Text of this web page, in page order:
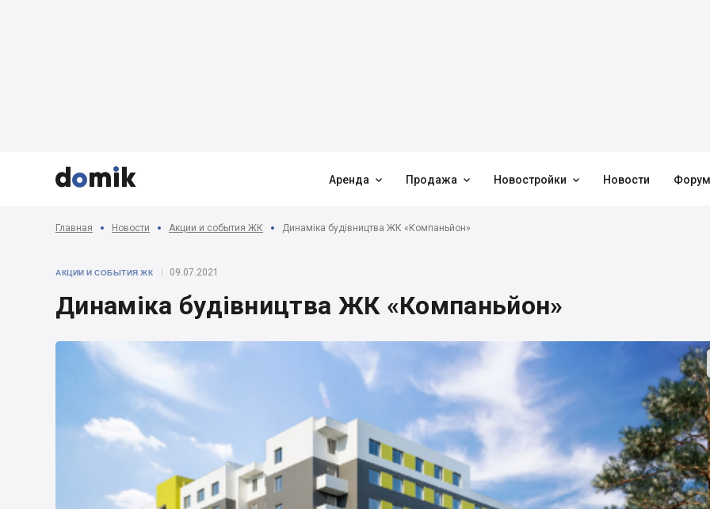


 Аренда  Продажа  Новостройки  Новости Форум
Главная Новости Акции и события ЖК Динаміка будівництва ЖК «Компаньйон»
АКЦИИ И СОБЫТИЯ ЖК 09.07.2021
Динаміка будівництва ЖК «Компаньйон»